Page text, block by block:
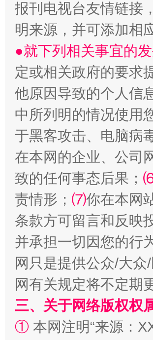
揭批美国五大"原罪"
报刊电视台友情链接
明来源，并可添加相
●就下列相关事宜的
定或相关政府的要求
他原因导致的个人信
中所列明的情况使用
于黑客攻击、电脑病
在本网的企业、公司
致的任何事态后果；
责情形； ⑺你在本网
条款方可留言和反映
并承担一切因您的行
网只是提供公众/大
网有关规定将不定期
三、关于网络版权权
① 本网注明“来源：